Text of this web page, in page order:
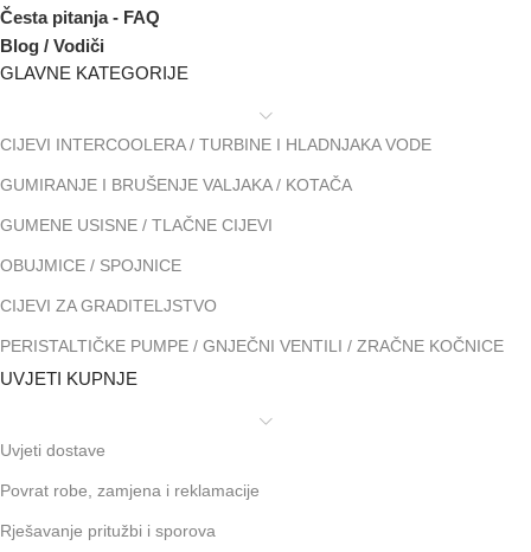
Česta pitanja - FAQ
Blog / Vodiči
GLAVNE KATEGORIJE
CIJEVI INTERCOOLERA / TURBINE I HLADNJAKA VODE
GUMIRANJE I BRUŠENJE VALJAKA / KOTAČA
GUMENE USISNE / TLAČNE CIJEVI
OBUJMICE / SPOJNICE
CIJEVI ZA GRADITELJSTVO
PERISTALTIČKE PUMPE / GNJEČNI VENTILI / ZRAČNE KOČNICE
UVJETI KUPNJE
Uvjeti dostave
Povrat robe, zamjena i reklamacije
Rješavanje pritužbi i sporova